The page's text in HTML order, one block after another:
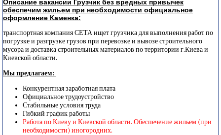
Описание вакансии Грузчик без вредных привычек
обеспечим жильем при необходимости официальное
оформление Каменка:
транспортная компания СЕТА ищет грузчика для выполнения работ по
погрузке и разгрузке грузов при перевозке и вывозе строительного
мусора и доставка строительных материалов по территории г.Киева и
Киевской области.
Мы предлагаем:
Конкурентная заработная плата
Официальное трудоустройство
Стабильные условия труда
Гибкий график работы
Работа по Киеву и Киевской области. Обеспечение жильем (при
необходимости) иногородних.